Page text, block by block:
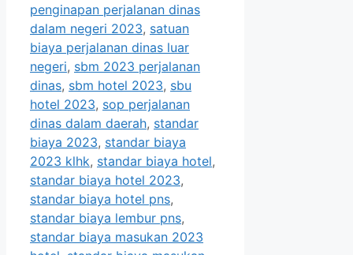
penginapan perjalanan dinas
dalam negeri 2023, satuan
biaya perjalanan dinas luar
negeri, sbm 2023 perjalanan
dinas, sbm hotel 2023, sbu
hotel 2023, sop perjalanan
dinas dalam daerah, standar
biaya 2023, standar biaya
2023 klhk, standar biaya hotel,
standar biaya hotel 2023,
standar biaya hotel pns,
standar biaya lembur pns,
standar biaya masukan 2023